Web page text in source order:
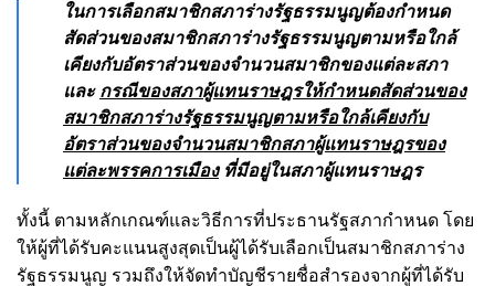
ในการเลือกสมาชิกสภาร่างรัฐธรรมนูญต้องกำหนด
สัดส่วนของสมาชิกสภาร่างรัฐธรรมนูญตามหรือใกล้
เคียงกับอัตราส่วนของจำนวนสมาชิกของแต่ละสภา
และ กรณีของสภาผู้แทนราษฎรให้กำหนดสัดส่วนของ
สมาชิกสภาร่างรัฐธรรมนูญตามหรือใกล้เคียงกับ
อัตราส่วนของจำนวนสมาชิกสภาผู้แทนราษฎรของ
แต่ละพรรคการเมืองที่มีอยู่ในสภาผู้แทนราษฎร
ทั้งนี้ ตามหลักเกณฑ์และวิธีการที่ประธานรัฐสภากำหนด โดย
ให้ผู้ที่ได้รับคะแนนสูงสุดเป็นผู้ได้รับเลือกเป็นสมาชิกสภาร่าง
รัฐธรรมนูญ รวมถึงให้จัดทำบัญชีรายชื่อสำรองจากผู้ที่ได้รับ